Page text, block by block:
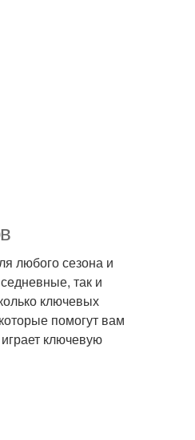
любого сезона и
так и
ключевых
помогут вам
ключевую